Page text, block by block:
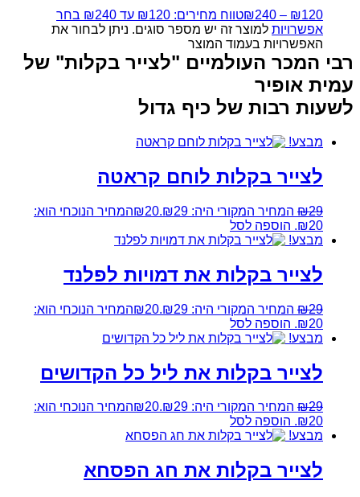
₪120
–
₪240 טווח מחירים: ⁦₪120⁩ עד ⁦₪240⁩
בחר
אפשרויות למוצר זה יש מספר סוגים. ניתן לבחור את
האפשרויות בעמוד המוצר
רבי המכר העולמיים "לצייר בקלות" של
עמית אופיר
לשעות רבות של כיף גדול
מבצע!
לצייר בקלות לוחם קראטה
₪29 המחיר המקורי היה: ₪29. ₪20
המחיר הנוכחי הוא:
₪20. הוספה לסל
מבצע!
לצייר בקלות את דמויות לפלנד
₪29 המחיר המקורי היה: ₪29. ₪20
המחיר הנוכחי הוא:
₪20. הוספה לסל
מבצע!
לצייר בקלות את ליל כל הקדושים
₪29 המחיר המקורי היה: ₪29. ₪20
המחיר הנוכחי הוא:
₪20. הוספה לסל
מבצע!
לצייר בקלות את חג הפסחא